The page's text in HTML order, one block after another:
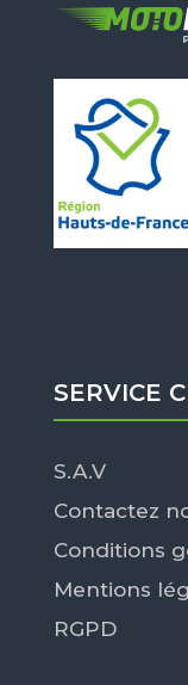
SERVICE
S.A.V
Contactez
Conditions
Mentions
RGPD